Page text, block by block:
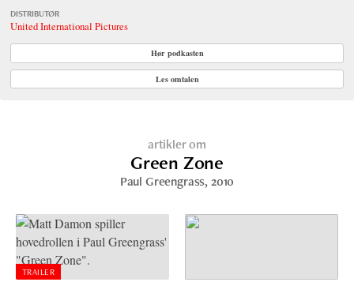
DISTRIBUTØR
United International Pictures
Hør podkasten
Les omtalen
artikler om
Green Zone
Paul Greengrass, 2010
TRAILER